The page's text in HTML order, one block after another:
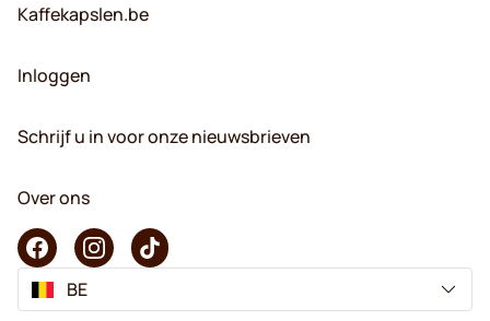
Kaffekapslen.be
Inloggen
Schrijf u in voor onze nieuwsbrieven
Over ons
BE